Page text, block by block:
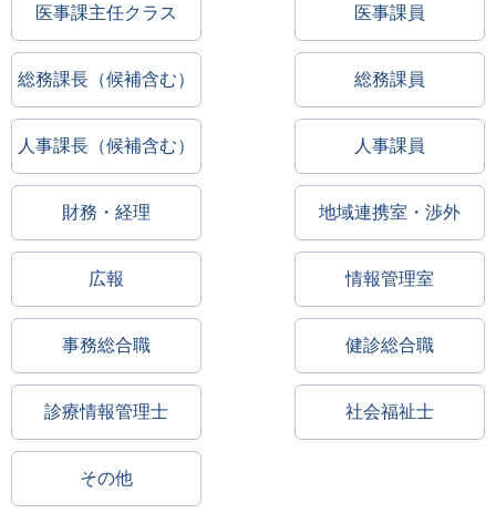
医事課主任クラス 医事課員
総務課長（候補含む） 総務課員
人事課長（候補含む） 人事課員
財務・経理 地域連携室・渉外
広報 情報管理室
事務総合職 健診総合職
診療情報管理士 社会福祉士
その他